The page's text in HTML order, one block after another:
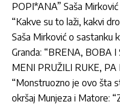
POPI*ANA” Saša
“Kakve su to laži, kakvi
Saša Mirković o sastanku
Granda: “BRENA, BOBA
MENI PRUŽILI RUKE, PA
“Monstruozno je ovo šta
okršaj Munjeza i Matore: